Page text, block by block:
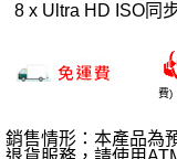
8 x Ultra HD ISO同
費)
銷售情形：本產品為